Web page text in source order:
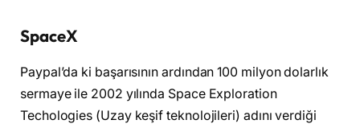
SpaceX
Paypal’da ki başarısının ardından 100 milyon dolarlık
sermaye ile 2002 yılında Space Exploration
Techologies (Uzay keşif teknolojileri) adını verdiği